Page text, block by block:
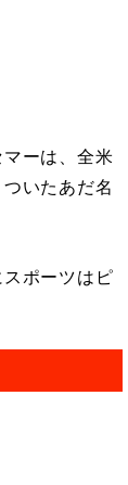
ーは、全米
いたあだ名
ポーツはピ